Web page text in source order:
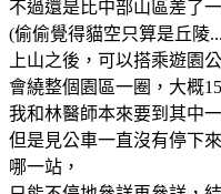
不過還是比中部山區差了
(偷偷覺得貓空只算是丘陵
上山之後，可以搭乘遊園
會繞整個園區一圈，大概
我和林醫師本來要到其中
但是見公車一直沒有停下
哪一站，